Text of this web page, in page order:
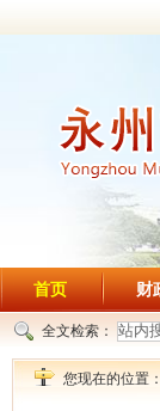
首页 财
全文检索：
您现在的位置：